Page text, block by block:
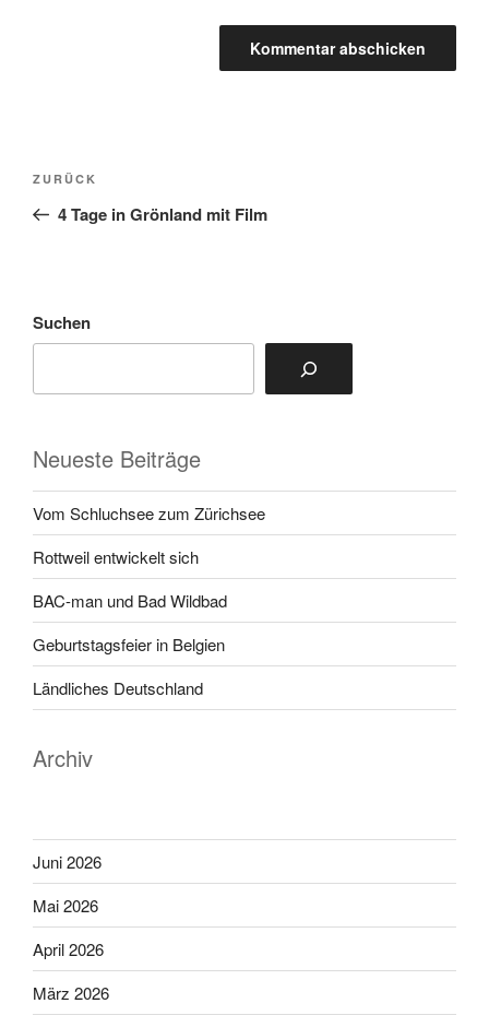
Beitragsnavigation
Vorheriger
Beitrag
ZURÜCK
4 Tage in Grönland mit Film
Suchen
Neueste Beiträge
Vom Schluchsee zum Zürichsee
Rottweil entwickelt sich
BAC-man und Bad Wildbad
Geburtstagsfeier in Belgien
Ländliches Deutschland
Archiv
Juni 2026
Mai 2026
April 2026
März 2026